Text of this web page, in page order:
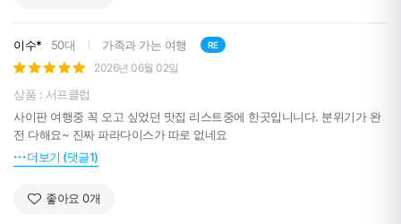
이수* 50대 가족과 가는 여행 RE
2026년 06월 02일
상품 : 서프클럽
사이판 여행중 꼭 오고 싶었던 맛집 리스트중에 한곳입니니다. 분위기가 완
전 다해요~ 진짜 파라다이스가 따로 없네요
더보기 (댓글1)
좋아요 0개